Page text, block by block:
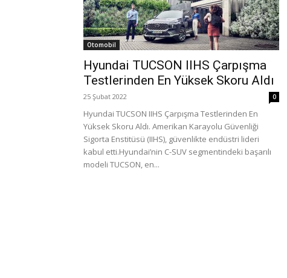
Otomobil
Hyundai TUCSON IIHS Çarpışma
Testlerinden En Yüksek Skoru Aldı
25 Şubat 2022 0
Hyundai TUCSON IIHS Çarpışma Testlerinden En
Yüksek Skoru Aldı. Amerikan Karayolu Güvenliği
Sigorta Enstitüsü (IIHS), güvenlikte endüstri lideri
kabul etti.Hyundai’nin C-SUV segmentindeki başarılı
modeli TUCSON, en...